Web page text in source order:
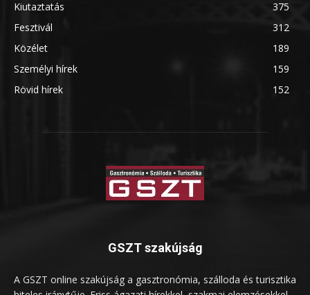
Kiutaztatás
375
Fesztivál
312
Közélet
189
Személyi hírek
159
Rövid hírek
152
GSZT szakújság
A GSZT online szakújság a gasztronómia, szálloda és turisztika